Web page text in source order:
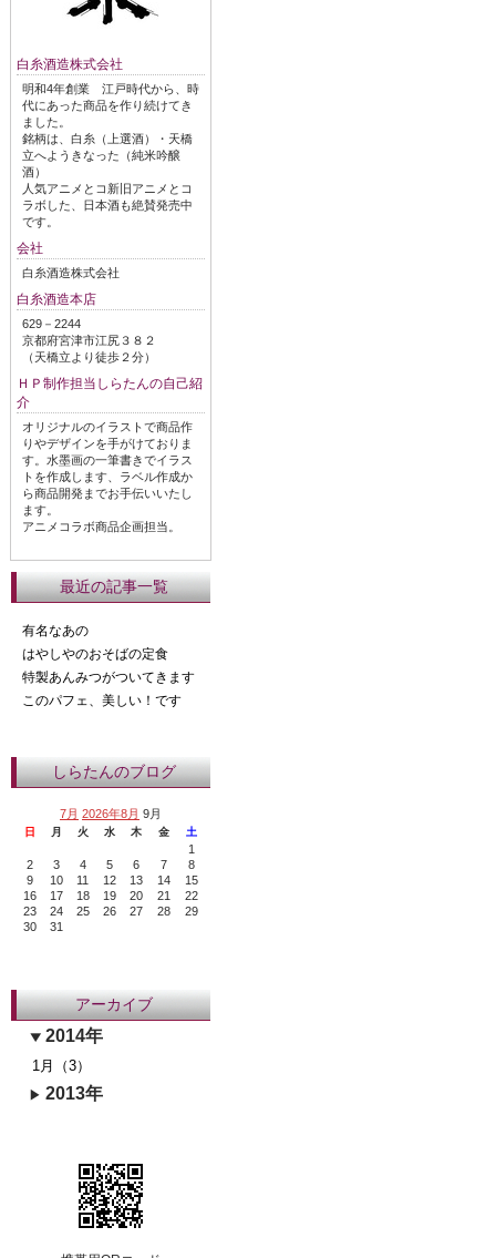
白糸酒造株式会社
明和4年創業 江戸時代から、時
代にあった商品を作り続けてき
ました。
銘柄は、白糸（上選酒）・天橋
立へようきなった（純米吟醸
酒）
人気アニメとコ新旧アニメとコ
ラボした、日本酒も絶賛発売中
です。
会社
白糸酒造株式会社
白糸酒造本店
629－2244
京都府宮津市江尻３８２
（天橋立より徒歩２分）
ＨＰ制作担当しらたんの自己紹
介
オリジナルのイラストで商品作
りやデザインを手がけておりま
す。水墨画の一筆書きでイラス
トを作成します、ラベル作成か
ら商品開発までお手伝いいたし
ます。
アニメコラボ商品企画担当。
最近の記事一覧
有名なあの
はやしやのおそばの定食
特製あんみつがついてきます
このパフェ、美しい！です
しらたんのブログ
7月 2026年8月 9月
日 月 火 水 木 金 土
1
2
3 4 5 6 7
8
9
10 11 12 13 14
15
16
17 18 19 20 21
22
23
24 25 26 27 28
29
30
31
アーカイブ
2014年
1月（3）
2013年